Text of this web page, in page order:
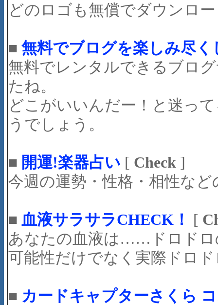
どのロゴも無償でダウンロ
■ 無料でブログを楽しみ尽く
無料でレンタルできるブロ
たね。
どこがいいんだー！と迷っ
うでしょう。
■ 開運!楽器占い [ Check ]
今週の運勢・性格・相性な
■ 血液サラサラCHECK！ [
あなたの血液は……ドロドロ
可能性だけでなく実際ドロ
■ カードキャプターさくら